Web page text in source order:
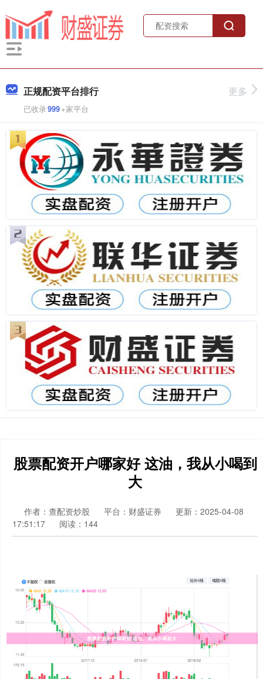
正规配资平台排行
已收录999+家平台
更多
股票配资开户哪家好 这油，我从小喝到
大
作者：查配资炒股 平台：财盛证券
更新：2025-04-08
17:51:17
阅读：144